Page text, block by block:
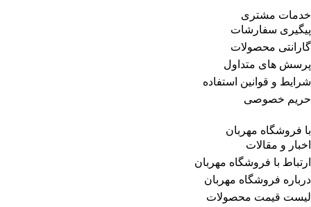
خدمات مشتری
پیگیری سفارشات
گارانتی محصولات
پرسش های متداول
شرایط و قوانین استفاده
حریم خصوصی
با فروشگاه مهربان
اخبار و مقالات
ارتباط با فروشگاه مهربان
درباره فروشگاه مهربان
لیست قیمت محصولات